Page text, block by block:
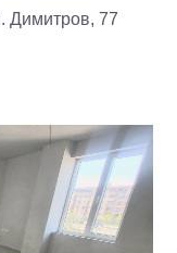
Димитров, 77